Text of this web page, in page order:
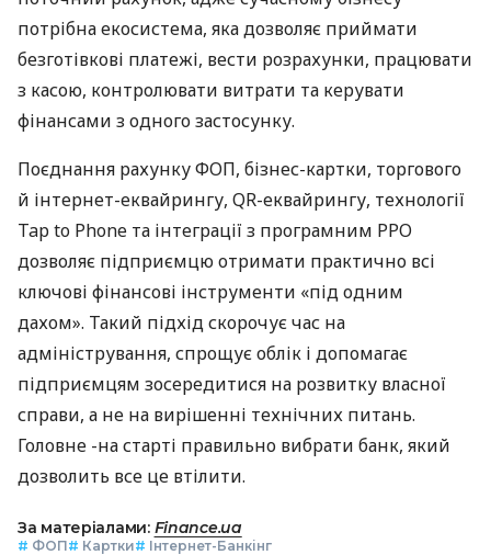
потрібна екосистема, яка дозволяє приймати
безготівкові платежі, вести розрахунки, працювати
з касою, контролювати витрати та керувати
фінансами з одного застосунку.
Поєднання рахунку ФОП, бізнес-картки, торгового
й інтернет-еквайрингу, QR-еквайрингу, технології
Tap to Phone та інтеграції з програмним РРО
дозволяє підприємцю отримати практично всі
ключові фінансові інструменти «під одним
дахом». Такий підхід скорочує час на
адміністрування, спрощує облік і допомагає
підприємцям зосередитися на розвитку власної
справи, а не на вирішенні технічних питань.
Головне -на старті правильно вибрати банк, який
дозволить все це втілити.
За матеріалами: Finance.ua
# ФОП# Картки# Інтернет-Банкінг